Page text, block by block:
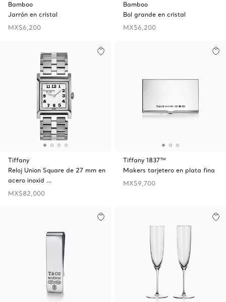
Bamboo
Jarrón en cristal
MX$6,200
Bamboo
Bol grande en cristal
MX$6,200
Tiffany
Reloj Union Square de 27 mm en
acero inoxid …
MX$82,000
Tiffany 1837™
Makers tarjetero en plata fina
MX$9,700